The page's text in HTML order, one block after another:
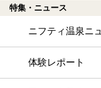
特集・ニュース
ニフティ温泉ニ
体験レポート